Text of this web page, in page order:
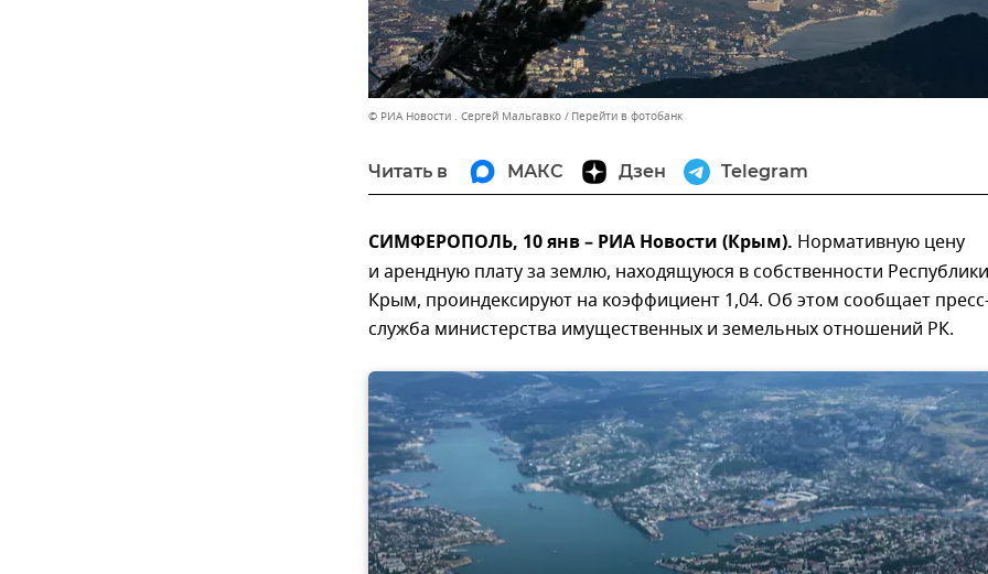
© РИА Новости . Сергей Мальгавко Перейти в фотобанк
Читать в МАКС Дзен Telegram
СИМФЕРОПОЛЬ, 10 янв – РИА Новости (Крым). Нормативную цену
и арендную плату за землю, находящуюся в собственности Республики
Крым, проиндексируют на коэффициент 1,04. Об этом сообщает
служба министерства имущественных и земельных отношений РК.